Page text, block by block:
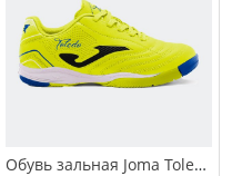
Обувь зальная Joma Toledo JR TOJS.2609.IN